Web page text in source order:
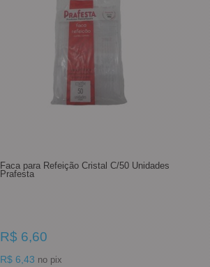
Faca para Refeição Cristal C/50 Unidades
Prafesta
R$ 6,60
R$ 6,43 no pix